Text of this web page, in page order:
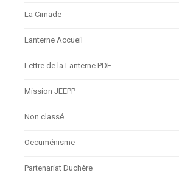
La Cimade
Lanterne Accueil
Lettre de la Lanterne PDF
Mission JEEPP
Non classé
Oecuménisme
Partenariat Duchère